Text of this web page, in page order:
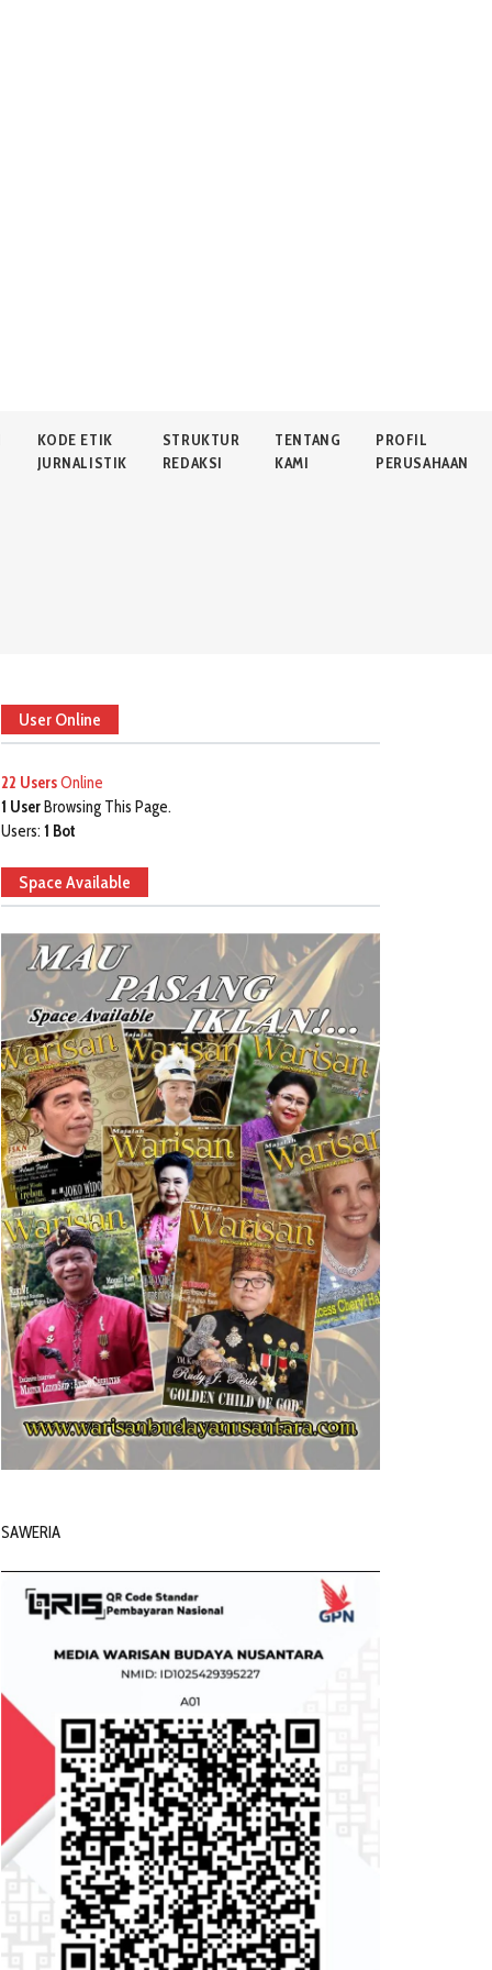
KODE ETIK
JURNALISTIK
STRUKTUR
REDAKSI
TENTANG
KAMI
PROFIL
PERUSAHAAN
User Online
22 UsersOnline
1 UserBrowsing This Page.
Users: 1 Bot
Space Available
SAWERIA